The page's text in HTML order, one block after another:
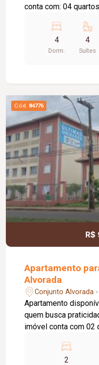
conta com: 04
Lavabo; Sala de
integrada à sala de
armários
Diferenciais: Projeto
contemporâneo em
em porcelanato e
Escada com
Sanitários Roca e
energia fotovoltaica
em todas as
os quartos e o
Janelas
Sistema de irrigação
Ambientes amplos,
iluminação natural,
funcionalidade e
4
Dorm.
4
Suítes
Cód. 84776
R$
Apartamento
Alvorada
Conjunto Alvorada
Apartamento
quem busca
imóvel conta com 02
estacionamento,
funcionais e bem
2